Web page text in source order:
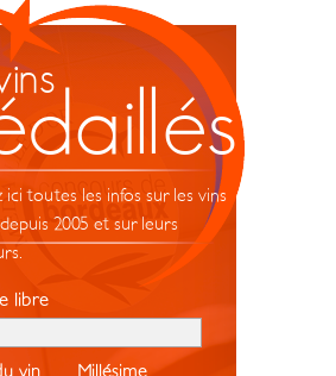
ici toutes les infos sur les vins
2005 et sur leurs
libre
vin Millésime